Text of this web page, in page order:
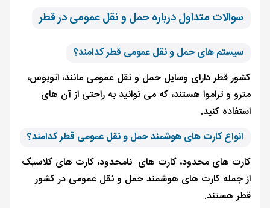
سوالات متداول درباره حمل‌ و نقل عمومی در قطر
سیستم های حمل و نقل عمومی قطر کدامند؟
کشور قطر دارای وسایل حمل و نقل عمومی مانند، اتوبوس،
مترو و تراموا هستند، که می توانید به راحتی از آن های
استفاده کنید.
انواع کارت های هوشمند حمل و نقل عمومی قطر کدامند؟
کارت های محدود، کارت های نامحدود، کارت های کلاسیک
از جمله کارت های هوشمند حمل و نقل عمومی در کشور
قطر هستند.